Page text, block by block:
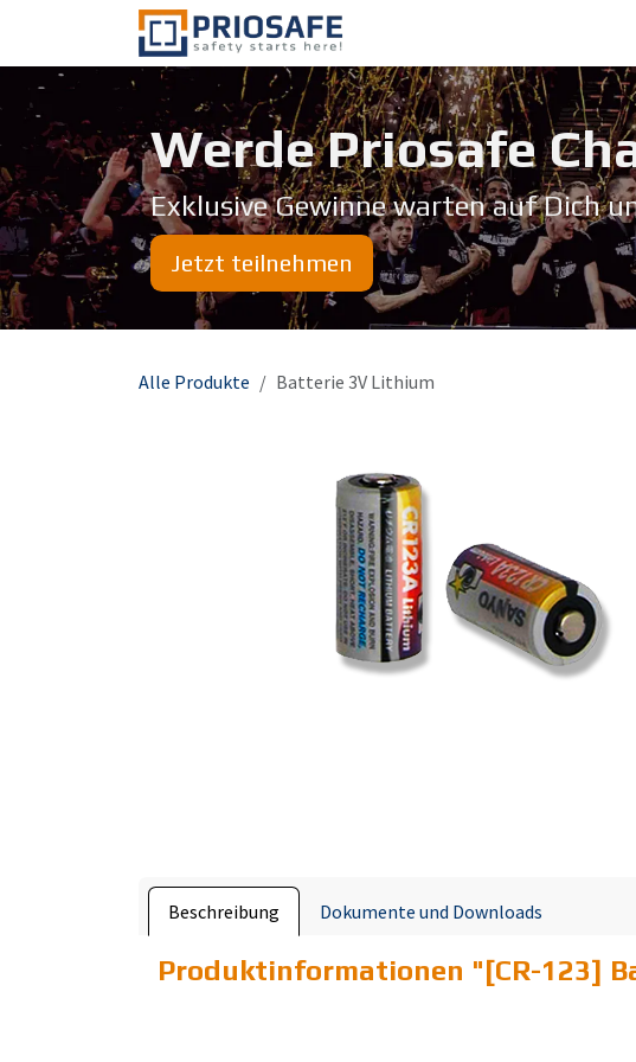
Zum Inhalt springen
Jetzt teilnehmen
Werde Priosafe
Exklusive Gewinne warten auf Dich
Alle Produkte Batterie 3V Lithium
Beschreibung Dokumente und Downloads
Produktinformationen "[CR-123]